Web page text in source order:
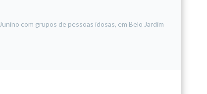
com grupos de pessoas idosas, em Belo Jardim